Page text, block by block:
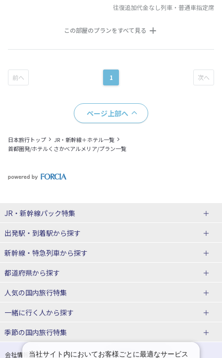
往復追加代金なし列車・普通車指定席
この部屋のプランをすべて見る
1
ページ上部へ
日本旅行トップ
JR・新幹線＋ホテル一覧
首都圏発/ホテルくさかべアルメリア/プラン一覧
JR・新幹線パック特集
JR・新幹線＋ホテルパック
出張パック
出発駅・到着駅から探す
秋田⇔東京 新幹線パック
仙台→東京 新幹線パック
富山⇔東京 新幹線パック
東京→仙台 新幹線パック
東京→金沢 新幹線パック
東京⇔軽井沢 新幹線パック 東京→長野 新幹線パック
新幹線・特急列車から探す
北海道新幹線 旅行
山形新幹線 旅行
東海道新幹線 旅行
上越新幹線 旅行
九州新幹線 旅行 西九州新幹線 旅行
都道府県から探す
北海道旅行・ツアー
東北
青森旅行・ツアー 岩手旅行・ツアー
人気の国内旅行特集
東京ディズニーリゾート®への旅
ユニバーサル・スタジオ・ジャパ
温泉旅行 日帰り旅行
一緒に行く人から探す
一人旅 国内版
カップル・夫婦旅行 国内版 女子旅 国内版
季節の国内旅行特集
桜・お花見特集
ゴールデンウィーク（GW）の国内
会社情報 プライバシーポリシー
当社サイト内においてお客様ごとに最適なサービス